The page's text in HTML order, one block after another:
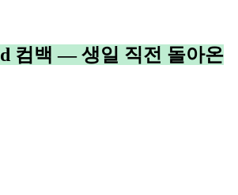
컴백 — 생일 직전 돌아온